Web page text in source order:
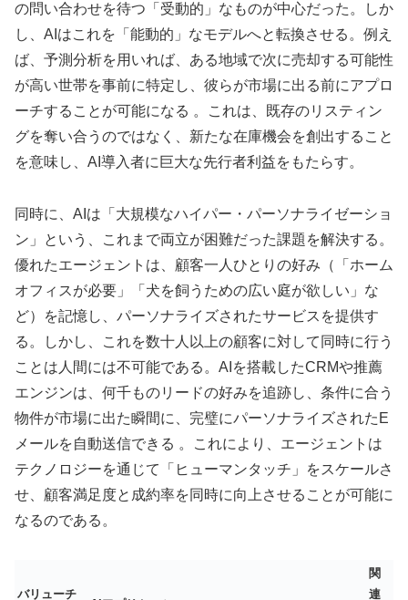
の問い合わせを待つ「受動的」なものが中心だった。しか
し、AIはこれを「能動的」なモデルへと転換させる。例え
ば、予測分析を用いれば、ある地域で次に売却する可能性
が高い世帯を事前に特定し、彼らが市場に出る前にアプロ
ーチすることが可能になる 。これは、既存のリスティン
グを奪い合うのではなく、新たな在庫機会を創出すること
を意味し、AI導入者に巨大な先行者利益をもたらす。
同時に、AIは「大規模なハイパー・パーソナライゼーショ
ン」という、これまで両立が困難だった課題を解決する。
優れたエージェントは、顧客一人ひとりの好み（「ホーム
オフィスが必要」「犬を飼うための広い庭が欲しい」な
ど）を記憶し、パーソナライズされたサービスを提供す
る。しかし、これを数十人以上の顧客に対して同時に行う
ことは人間には不可能である。AIを搭載したCRMや推薦
エンジンは、何千ものリードの好みを追跡し、条件に合う
物件が市場に出た瞬間に、完璧にパーソナライズされたE
メールを自動送信できる 。これにより、エージェントは
テクノロジーを通じて「ヒューマンタッチ」をスケールさ
せ、顧客満足度と成約率を同時に向上させることが可能に
なるのである。
バリューチ
関
連